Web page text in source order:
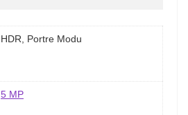
HDR, Portre Modu
5 MP